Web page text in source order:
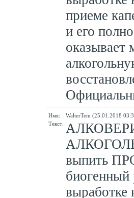
приеме
и его
оказывает
Имя:
WalterTem (25.01.2018
Текст:
выпить
биогенный
выработке